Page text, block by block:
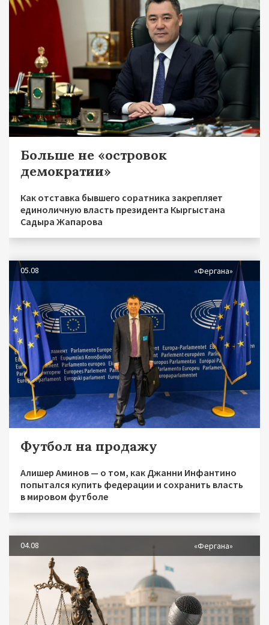
Больше не «островок
демократии»
Как отставка бывшего соратника закрепляет
единоличную власть президента Кыргыстана
Садыра Жапарова
05.08 «Фергана»
Футбол на продажу
Алишер Аминов — о том, как Джанни Инфантино
попытался купить федерации и сохранить власть
в мировом футболе
04.08 «Фергана»